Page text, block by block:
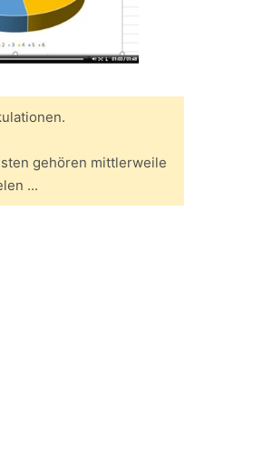
gehören mittlerweile
...